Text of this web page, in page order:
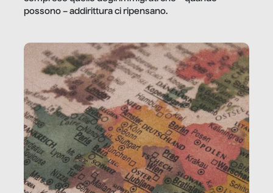
possono – addirittura ci ripensano.